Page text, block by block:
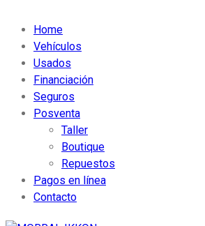
Home
Vehículos
Usados
Financiación
Seguros
Posventa
Taller
Boutique
Repuestos
Pagos en línea
Contacto